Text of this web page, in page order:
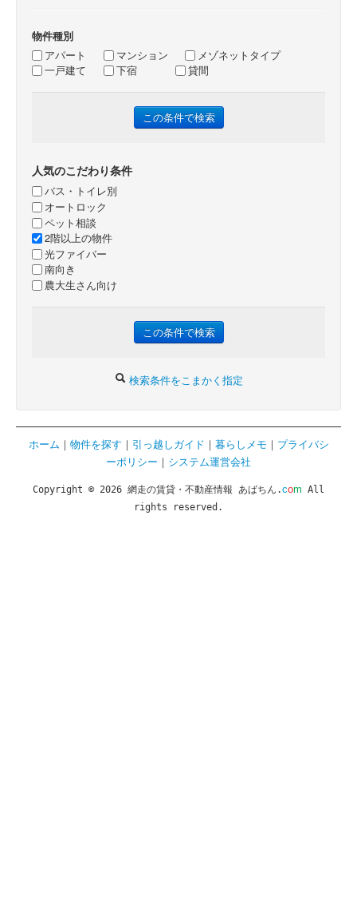
物件種別
アパート
マンション
メゾネットタイプ
一戸建て
下宿 貸間
人気のこだわり条件
バス・トイレ別
オートロック
ペット相談
2階以上の物件
光ファイバー
南向き
農大生さん向け
検索条件をこまかく指定
ホーム ｜ 物件を探す ｜ 引っ越しガイド ｜ 暮らしメモ ｜ プライバシ
ーポリシー ｜ システム運営会社
Copyright © 2026 網走の賃貸・不動産情報 あばちん.com All
rights reserved.